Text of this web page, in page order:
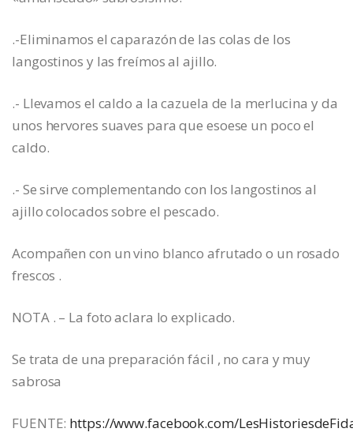
.-Eliminamos el caparazón de las colas de los
langostinos y las freímos al ajillo.
.- Llevamos el caldo a la cazuela de la merlucina y da
unos hervores suaves para que esoese un poco el
caldo.
.- Se sirve complementando con los langostinos al
ajillo colocados sobre el pescado.
Acompañen con un vino blanco afrutado o un rosado
frescos .
NOTA . – La foto aclara lo explicado.
Se trata de una preparación fácil , no cara y muy
sabrosa
FUENTE: https://www.facebook.com/